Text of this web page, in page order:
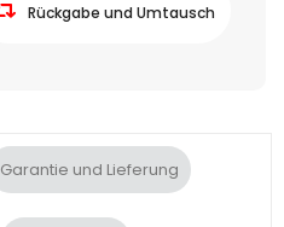
Rückgabe und Umtausch
Garantie und Lieferung